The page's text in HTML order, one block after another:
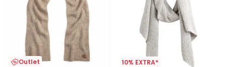
Outlet 10% EXTRA*